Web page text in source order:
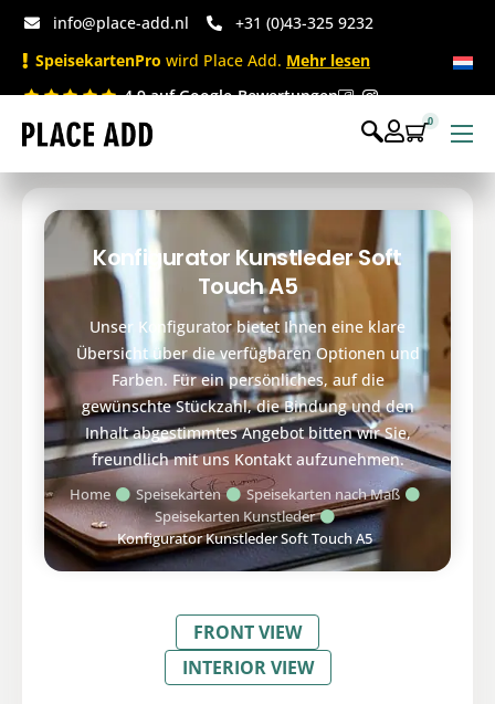
info@place-add.nl
+31 (0)43-325 9232
SpeisekartenPro wird Place Add. Mehr lesen
4.9 auf Google-Bewertungen
Speisekarten
Bedruckte Einwegartikel
Einwegartikel Shop
Tischaccessoires & Co
0
Konfigurator Kunstleder Soft
Touch A5
Unser Konfigurator bietet Ihnen eine klare
Übersicht über die verfügbaren Optionen und
Farben. Für ein persönliches, auf die
gewünschte Stückzahl, die Bindung und den
Inhalt abgestimmtes Angebot bitten wir Sie,
freundlich mit uns Kontakt aufzunehmen.
Home Speisekarten
Speisekarten nach Maß
Speisekarten Kunstleder
Konfigurator Kunstleder Soft Touch A5
FRONT VIEW
INTERIOR VIEW